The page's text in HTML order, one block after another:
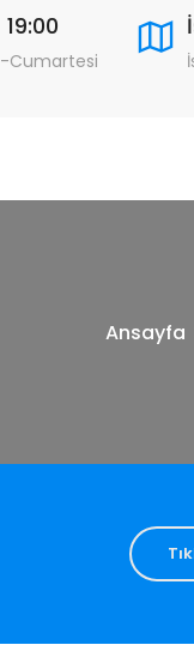
Cumartesi
Ansayfa